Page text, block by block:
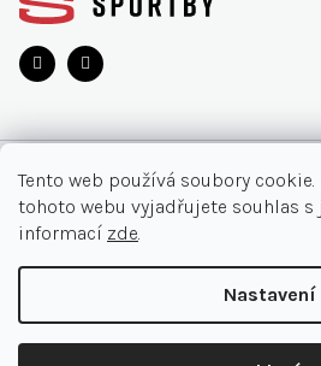
Tento web používá soubory
tohoto webu vyjadřujete souhlas
informací zde.
Nastavení
O NÁKUPU
Akce
Nejčastější otázky
Doručení a platby
INFORMACE
Kontakt
+420 905 33 22 11